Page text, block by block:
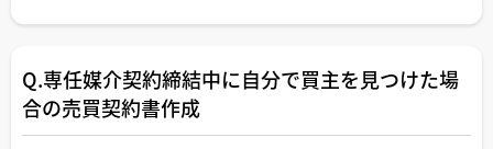
Q.専任媒介契約締結中に自分で買主を見つけた場
合の売買契約書作成